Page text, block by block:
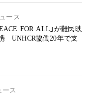
ース
FOR ALL」が難民映
UNHCR協働20年で支
ース